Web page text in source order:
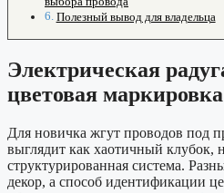
Полезный вывод для владельца
Электрическая
цветовая маркировка
Для новичка жгут проводов под
выглядит как хаотичный клубок,
структурированная система.
декор, а способ идентификации